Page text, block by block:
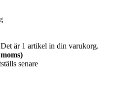
Det är 1 artikel in din varukorg.
senare